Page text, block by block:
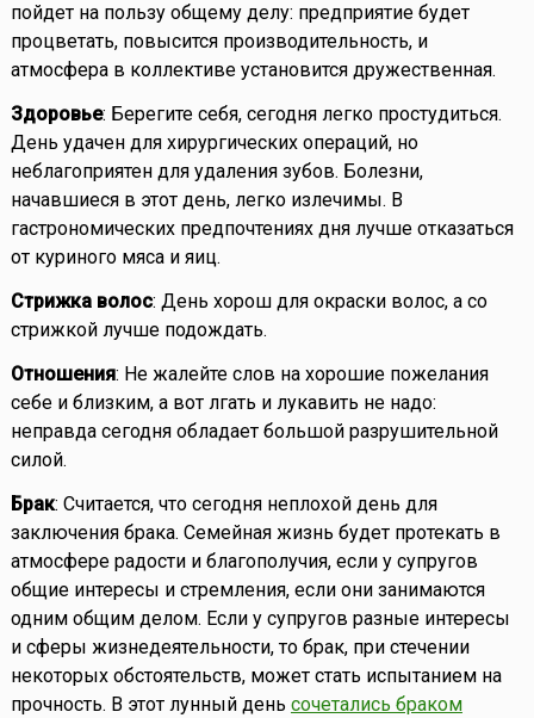
пойдет на пользу общему делу: предприятие будет
процветать, повысится производительность, и
атмосфера в коллективе установится дружественная.
Здоровье: Берегите себя, сегодня легко простудиться.
День удачен для хирургических операций, но
неблагоприятен для удаления зубов. Болезни,
начавшиеся в этот день, легко излечимы. В
гастрономических предпочтениях дня лучше отказаться
от куриного мяса и яиц.
Стрижка волос: День хорош для окраски волос, а со
стрижкой лучше подождать.
Отношения: Не жалейте слов на хорошие пожелания
себе и близким, а вот лгать и лукавить не надо:
неправда сегодня обладает большой разрушительной
силой.
Брак: Считается, что сегодня неплохой день для
заключения брака. Семейная жизнь будет протекать в
атмосфере радости и благополучия, если у супругов
общие интересы и стремления, если они занимаются
одним общим делом. Если у супругов разные интересы
и сферы жизнедеятельности, то брак, при стечении
некоторых обстоятельств, может стать испытанием на
прочность. В этот лунный день сочетались браком